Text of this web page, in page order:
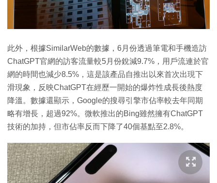
此外，根據SimilarWeb的數據，6月份透過筆電和手機造訪
ChatGPT官網的訪客流量較5月份銳減9.7%，用戶流連於官
網的時間也減少8.5%，這是該產品自推出以來首次出現下
滑現象，反映ChatGPT在經歷一開始的爆炸性成長後熱度
降溫。數據還顯示，Google的搜尋引擎市佔率較去年同期
略有增長，超過92%。微軟推出的Bing雖然擁有ChatGPT
技術的加持，但市佔率反而下降了40個基點至2.8%。